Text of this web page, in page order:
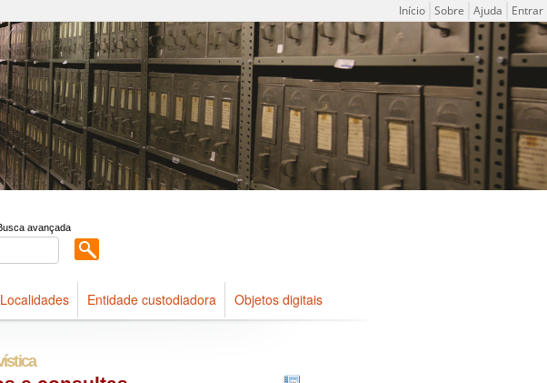
Menu do usuário
Início Sobre Ajuda Entrar
avançada
Localidades Entidade custodiadora Objetos digitais